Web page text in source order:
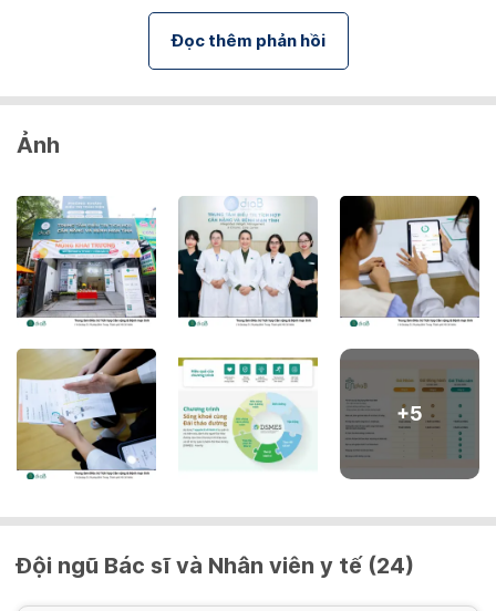
Đọc thêm phản hồi
Ảnh
+5
Đội ngũ Bác sĩ và Nhân viên y tế (24)